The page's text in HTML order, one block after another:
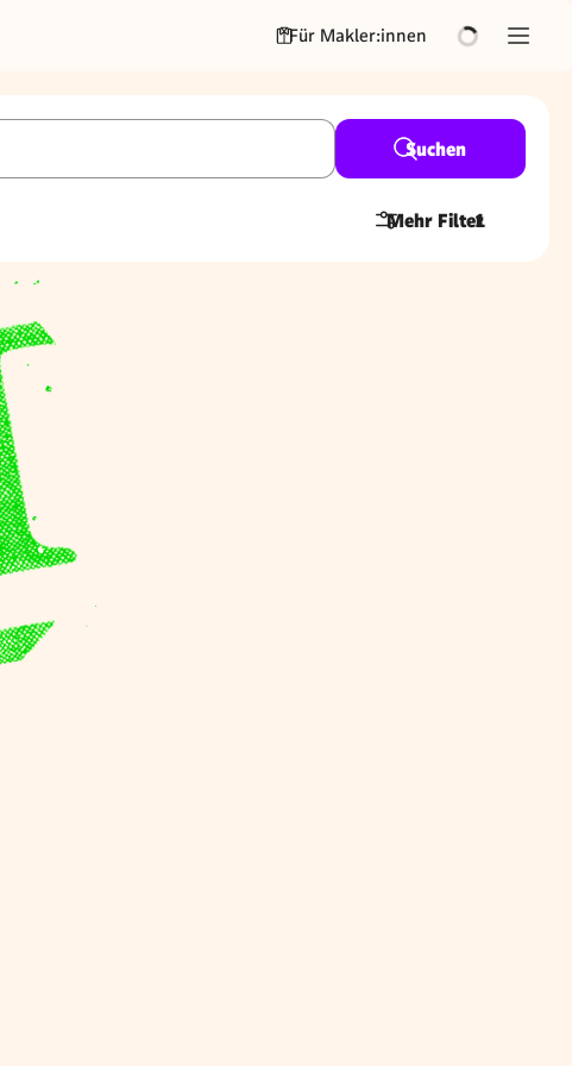
Für Makler:innen
Suchen
Mehr Filter
1